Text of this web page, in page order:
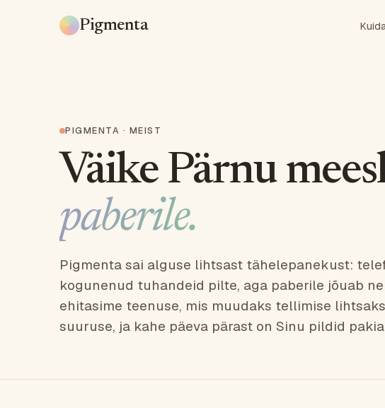
Pigmenta
PIGMENTA · MEIST
Väike Pärnu
paberile.
Pigmenta sai alguse lihtsast tähelepanekust:
kogunenud tuhandeid pilte, aga paberile jõuab
ehitasime teenuse, mis muudaks tellimise
suuruse, ja kahe päeva pärast on Sinu pildid